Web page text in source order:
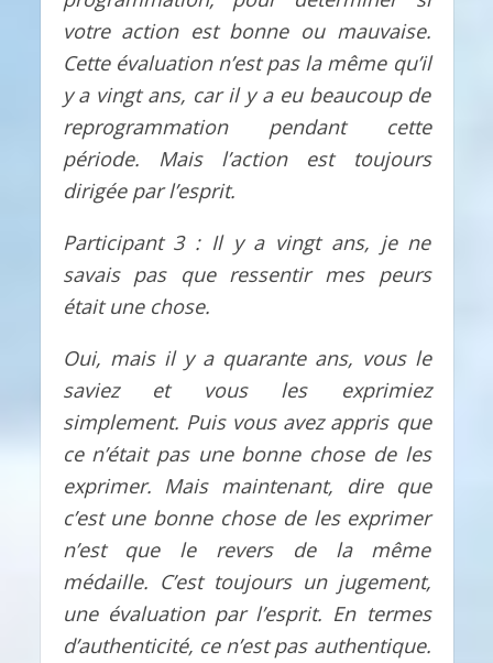
votre action est bonne ou mauvaise.
Cette évaluation n’est pas la même qu’il
y a vingt ans, car il y a eu beaucoup de
reprogrammation pendant cette
période. Mais l’action est toujours
dirigée par l’esprit.
Participant 3 : Il y a vingt ans, je ne
savais pas que ressentir mes peurs
était une chose.
Oui, mais il y a quarante ans, vous le
saviez et vous les exprimiez
simplement. Puis vous avez appris que
ce n’était pas une bonne chose de les
exprimer. Mais maintenant, dire que
c’est une bonne chose de les exprimer
n’est que le revers de la même
médaille. C’est toujours un jugement,
une évaluation par l’esprit. En termes
d’authenticité, ce n’est pas authentique.